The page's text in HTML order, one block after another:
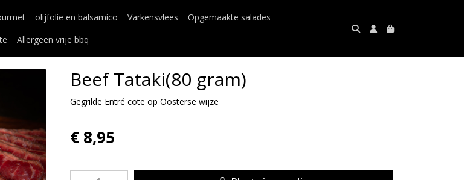
olijfolie en balsamico Varkensvlees
Opgemaakte salades
Allergeen vrije bbq
Beef Tataki(80 gram)
Gegrilde Entré cote op Oosterse wijze
€ 8,95